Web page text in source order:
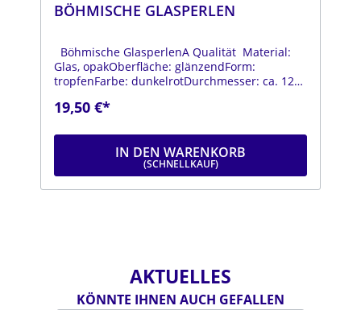
BÖHMISCHE GLASPERLEN
Böhmische GlasperlenA Qualität Material:
Glas, opakOberfläche: glänzendForm:
tropfenFarbe: dunkelrotDurchmesser: ca. 12
19,50 €*
IN DEN WARENKORB
AKTUELLES
KÖNNTE IHNEN AUCH GEFALLEN